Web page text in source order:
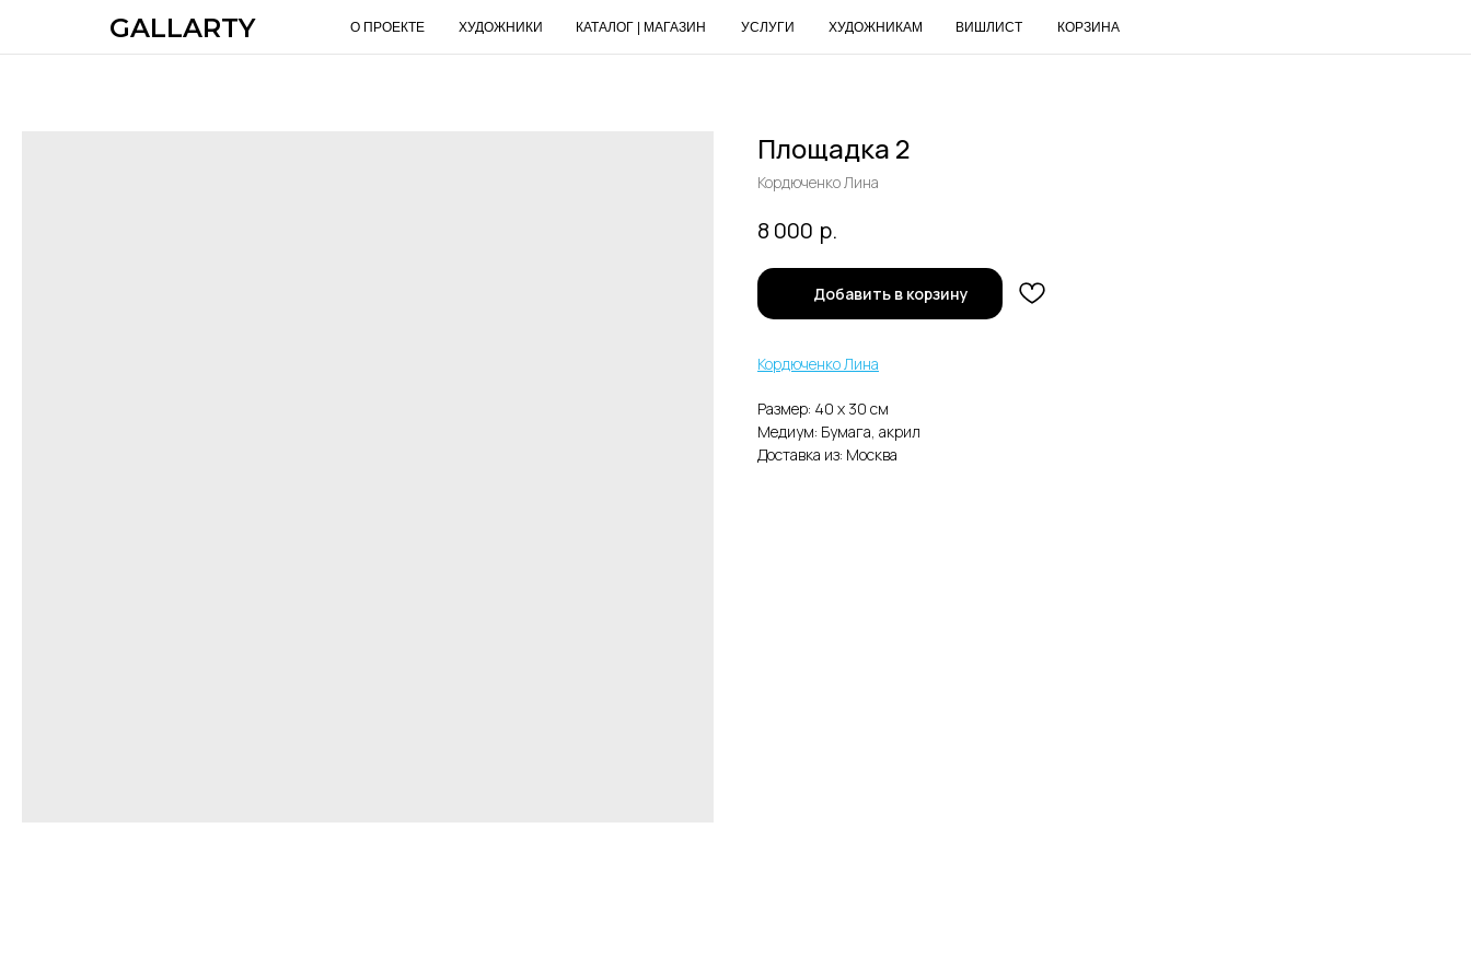
О ПРОЕКТЕ ХУДОЖНИКИ КАТАЛОГ | МАГАЗИН
GALLARTY КОРЗИНА
ВИШЛИСТ
ХУДОЖНИКАМ
УСЛУГИ
Площадка 2
Кордюченко Лина
8 000 р.
Добавить в корзину
Кордюченко Лина
Размер: 40 х 30 см
Медиум: Бумага, акрил
Доставка из: Москва